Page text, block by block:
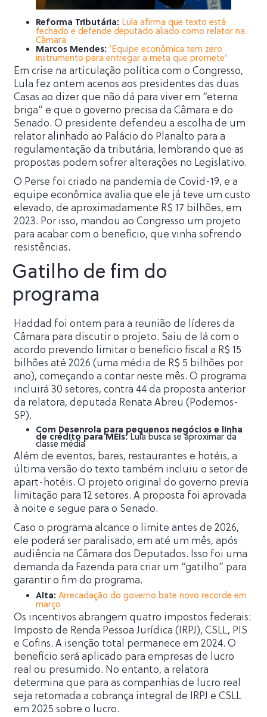
Reforma Tributária: Lula afirma que texto está
fechado e defende deputado aliado como relator na
Câmara
Marcos Mendes: ‘Equipe econômica tem zero
instrumento para entregar a meta que promete’
Em crise na articulação política com o Congresso,
Lula fez ontem acenos aos presidentes das duas
Casas ao dizer que não dá para viver em “eterna
briga” e que o governo precisa da Câmara e do
Senado. O presidente defendeu a escolha de um
relator alinhado ao Palácio do Planalto para a
regulamentação da tributária, lembrando que as
propostas podem sofrer alterações no Legislativo.
O Perse foi criado na pandemia de Covid-19, e a
equipe econômica avalia que ele já teve um custo
elevado, de aproximadamente R$ 17 bilhões, em
2023. Por isso, mandou ao Congresso um projeto
para acabar com o benefício, que vinha sofrendo
resistências.
Gatilho de fim do
programa
Haddad foi ontem para a reunião de líderes da
Câmara para discutir o projeto. Saiu de lá com o
acordo prevendo limitar o benefício fiscal a R$ 15
bilhões até 2026 (uma média de R$ 5 bilhões por
ano), começando a contar neste mês. O programa
incluirá 30 setores, contra 44 da proposta anterior
da relatora, deputada Renata Abreu (Podemos-
SP).
Com Desenrola para pequenos negócios e linha
de crédito para MEIs: Lula busca se aproximar da
classe média
Além de eventos, bares, restaurantes e hotéis, a
última versão do texto também incluiu o setor de
apart-hotéis. O projeto original do governo previa
limitação para 12 setores. A proposta foi aprovada
à noite e segue para o Senado.
Caso o programa alcance o limite antes de 2026,
ele poderá ser paralisado, em até um mês, após
audiência na Câmara dos Deputados. Isso foi uma
demanda da Fazenda para criar um “gatilho” para
garantir o fim do programa.
Alta: Arrecadação do governo bate novo recorde em
março
Os incentivos abrangem quatro impostos federais:
Imposto de Renda Pessoa Jurídica (IRPJ), CSLL, PIS
e Cofins. A isenção total permanece em 2024. O
benefício será aplicado para empresas de lucro
real ou presumido. No entanto, a relatora
determina que para as companhias de lucro real
seja retomada a cobrança integral de IRPJ e CSLL
em 2025 sobre o lucro.